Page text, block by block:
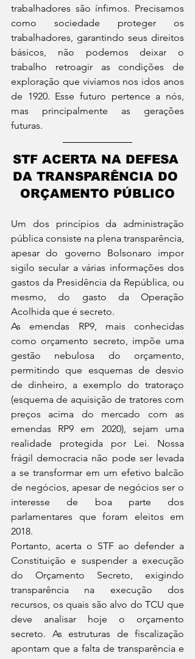
trabalhadores são ínfimos. Precisamos
como sociedade proteger os
trabalhadores, garantindo seus direitos
básicos, não podemos deixar o
trabalho retroagir as condições de
exploração que vivíamos nos idos anos
de 1920. Esse futuro pertence a nós,
mas principalmente as gerações
futuras.
STF ACERTA NA DEFESA
DA TRANSPARÊNCIA DO
ORÇAMENTO PÚBLICO
Um dos princípios da administração
pública consiste na plena transparência,
apesar do governo Bolsonaro impor
sigilo secular a várias informações dos
gastos da Presidência da República, ou
mesmo, do gasto da Operação
Acolhida que é secreto.
As emendas RP9, mais conhecidas
como orçamento secreto, impõe uma
gestão nebulosa do orçamento,
permitindo que esquemas de desvio
de dinheiro, a exemplo do tratoraço
(esquema de aquisição de tratores com
preços acima do mercado com as
emendas RP9 em 2020), sejam uma
realidade protegida por Lei. Nossa
frágil democracia não pode ser levada
a se transformar em um efetivo balcão
de negócios, apesar de negócios ser o
interesse de boa parte dos
parlamentares que foram eleitos em
2018.
Portanto, acerta o STF ao defender a
Constituição e suspender a execução
do Orçamento Secreto, exigindo
transparência na execução dos
recursos, os quais são alvo do TCU que
deve analisar hoje o orçamento
secreto. As estruturas de fiscalização
apontam que a falta de transparência e